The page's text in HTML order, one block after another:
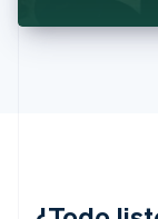
India
Letonia